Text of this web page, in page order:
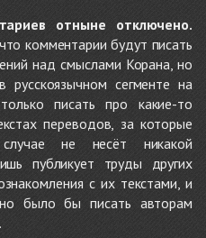
отныне отключено.
комментарии будут писать
над смыслами Корана, но
русскоязычном сегменте на
писать про какие-то
переводов, за которые
не несёт никакой
публикует труды других
с их текстами, и
было бы писать авторам